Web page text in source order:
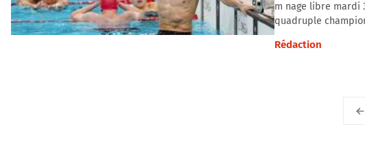
m nage libre mardi
quadruple
Rédaction